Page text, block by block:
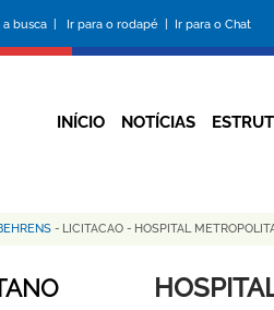
a busca | Ir para o rodapé | Ir para o Chat
INÍCIO NOTÍCIAS
- LICITACAO - HOSPITAL